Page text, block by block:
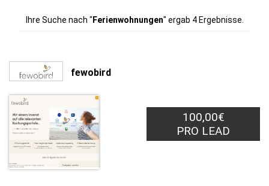
Ihre Suche nach " Ferienwohnungen" ergab 4 Ergebnisse.
fewobird
100,00€
PRO LEAD